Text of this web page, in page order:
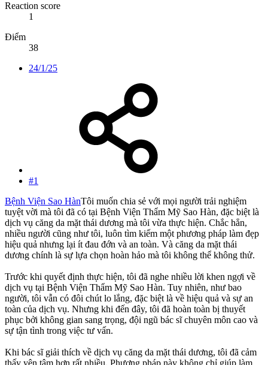
Reaction score
1
Điểm
38
24/1/25
#1
Bệnh Viện Sao HànTôi muốn chia sẻ với mọi người trải nghiệm
tuyệt vời mà tôi đã có tại Bệnh Viện Thẩm Mỹ Sao Hàn, đặc biệt là
dịch vụ căng da mặt thái dương mà tôi vừa thực hiện. Chắc hẳn,
nhiều người cũng như tôi, luôn tìm kiếm một phương pháp làm đẹp
hiệu quả nhưng lại ít đau đớn và an toàn. Và căng da mặt thái
dương chính là sự lựa chọn hoàn hảo mà tôi không thể không thử.
Trước khi quyết định thực hiện, tôi đã nghe nhiều lời khen ngợi về
dịch vụ tại Bệnh Viện Thẩm Mỹ Sao Hàn. Tuy nhiên, như bao
người, tôi vẫn có đôi chút lo lắng, đặc biệt là về hiệu quả và sự an
toàn của dịch vụ. Nhưng khi đến đây, tôi đã hoàn toàn bị thuyết
phục bởi không gian sang trọng, đội ngũ bác sĩ chuyên môn cao và
sự tận tình trong việc tư vấn.
Khi bác sĩ giải thích về dịch vụ căng da mặt thái dương, tôi đã cảm